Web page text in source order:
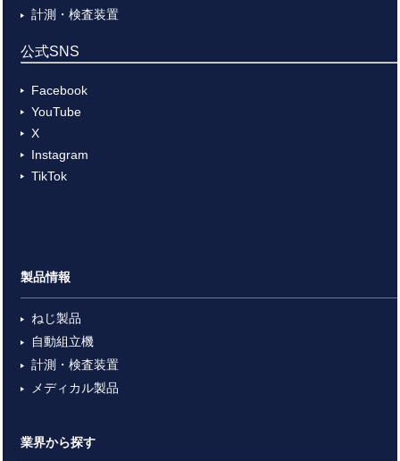
計測・検査装置
公式SNS
Facebook
YouTube
X
Instagram
TikTok
製品情報
ねじ製品
自動組立機
計測・検査装置
メディカル製品
業界から探す